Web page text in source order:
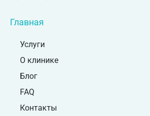
Главная
Услуги
О клинике
Блог
FAQ
Контакты